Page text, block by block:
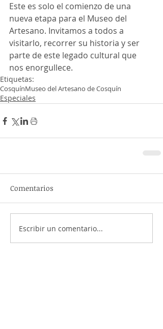
Este es solo el comienzo de una
nueva etapa para el Museo del
Artesano. Invitamos a todos a
visitarlo, recorrer su historia y ser
parte de este legado cultural que
nos enorgullece.
Etiquetas:
CosquínMuseo del Artesano de Cosquín
Especiales
Comentarios
Escribir un comentario...